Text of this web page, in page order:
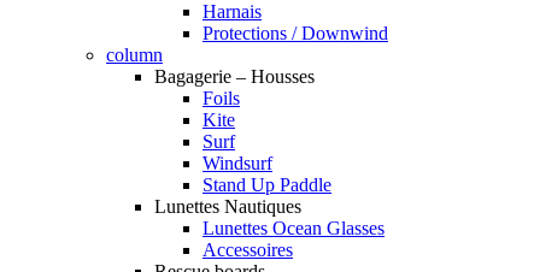
Harnais
Protections / Downwind
column
Bagagerie – Housses
Foils
Kite
Surf
Windsurf
Stand Up Paddle
Lunettes Nautiques
Lunettes Ocean Glasses
Accessoires